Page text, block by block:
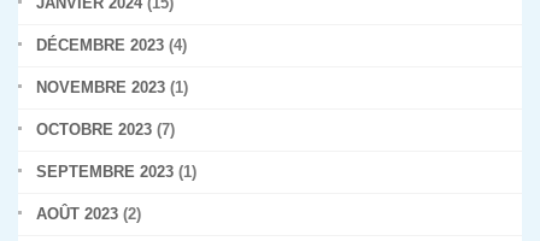
DÉCEMBRE 2023 (4)
NOVEMBRE 2023 (1)
OCTOBRE 2023 (7)
SEPTEMBRE 2023 (1)
AOÛT 2023 (2)